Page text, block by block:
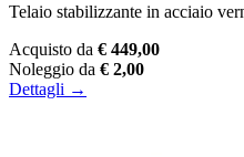
Telaio stabilizzante in acciaio
Acquisto da € 449,00
Noleggio da € 2,00
Dettagli →